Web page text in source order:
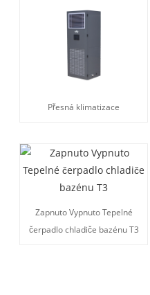
Přesná klimatizace
Zapnuto Vypnuto Tepelné
čerpadlo chladiče bazénu T3